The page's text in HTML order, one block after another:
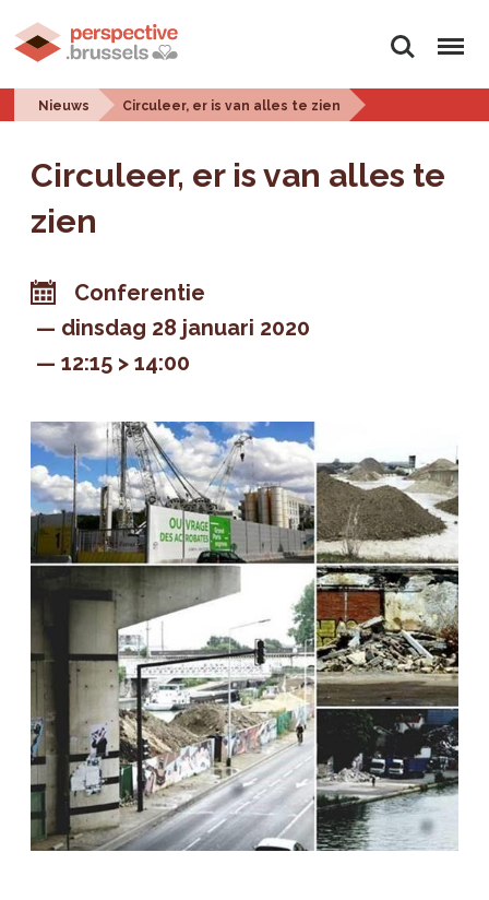
Zoeken Menu
Nieuws Circuleer, er is van alles te zien
Circuleer, er is van alles te
zien
Conferentie
dinsdag 28 januari 2020
12:15 > 14:00